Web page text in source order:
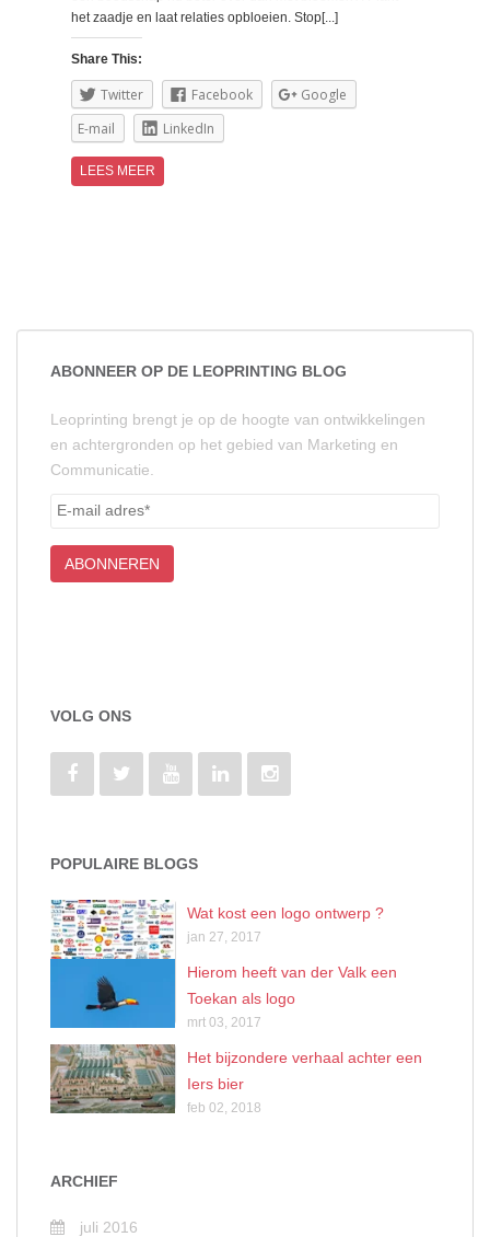
het zaadje en laat relaties opbloeien. Stop[...]
Share This:
Twitter Facebook
Google
E-mail
LinkedIn
LEES MEER
ABONNEER OP DE LEOPRINTING BLOG
Leoprinting brengt je op de hoogte van ontwikkelingen
en achtergronden op het gebied van Marketing en
Communicatie.
VOLG ONS
POPULAIRE BLOGS
Wat kost een logo ontwerp ?
jan 27, 2017
Hierom heeft van der Valk een
Toekan als logo
mrt 03, 2017
Het bijzondere verhaal achter een
Iers bier
feb 02, 2018
ARCHIEF
juli 2016